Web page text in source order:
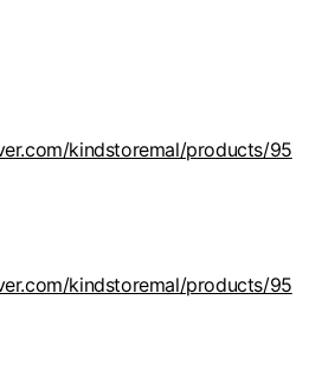
kindstoremal/products/95
kindstoremal/products/95